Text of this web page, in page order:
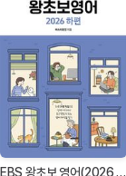
EBS 왕초보 영어(2026 하